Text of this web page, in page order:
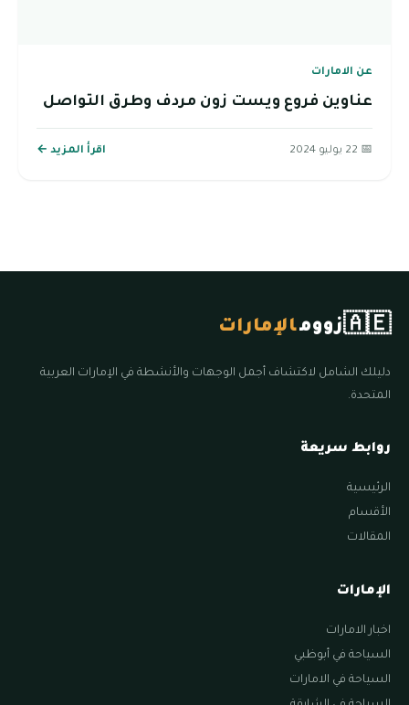
عن الامارات
عناوين فروع ويست زون مردف وطرق التواصل
📅 22 يوليو 2024 اقرأ المزيد ←
🇦🇪زوومالإمارات
دليلك الشامل لاكتشاف أجمل الوجهات والأنشطة في الإمارات العربية
المتحدة.
روابط سريعة
الرئيسية
الأقسام
المقالات
الإمارات
اخبار الامارات
السياحة في أبوظبي
السياحة في الامارات